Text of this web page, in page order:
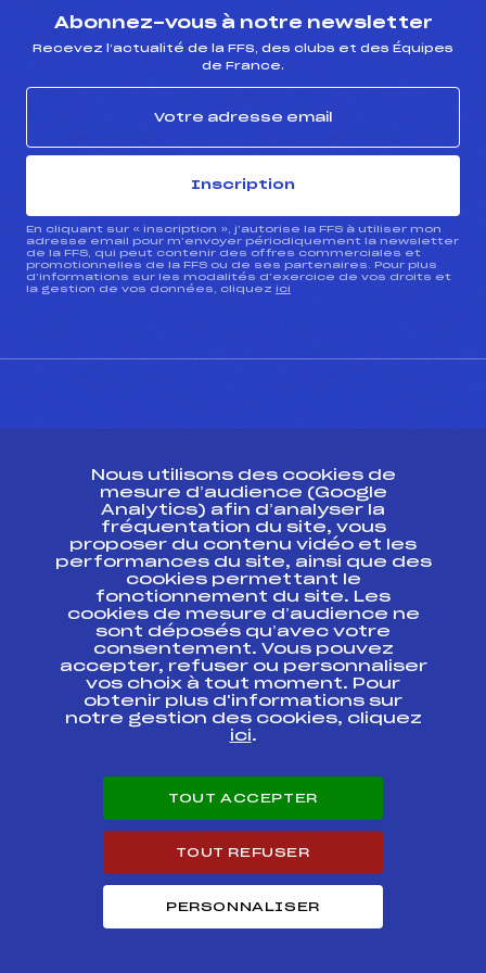
Abonnez-vous à notre newsletter
Recevez l’actualité de la FFS, des clubs et des Équipes
de France.
Inscription
En cliquant sur « inscription », j’autorise la FFS à utiliser mon
adresse email pour m’envoyer périodiquement la newsletter
de la FFS, qui peut contenir des offres commerciales et
promotionnelles de la FFS ou de ses partenaires. Pour plus
d’informations sur les modalités d’exercice de vos droits et
la gestion de vos données, cliquez ici
Ressources
Pass’Neige
Projet sportif fédéral
Projet de performance fédéral
Antidopage
Pôle Développement, Formation, Suivi
Scientifique
Listes ministérielles
Pôle vie de l’athlète
Enseignement professionnel
Carrières
Nous utilisons des cookies de
mesure d’audience (Google
Analytics) afin d’analyser la
fréquentation du site, vous
proposer du contenu vidéo et les
performances du site, ainsi que des
cookies permettant le
fonctionnement du site. Les
cookies de mesure d’audience ne
sont déposés qu’avec votre
consentement. Vous pouvez
accepter, refuser ou personnaliser
vos choix à tout moment. Pour
obtenir plus d'informations sur
notre gestion des cookies, cliquez
ici.
TOUT ACCEPTER
TOUT REFUSER
PERSONNALISER